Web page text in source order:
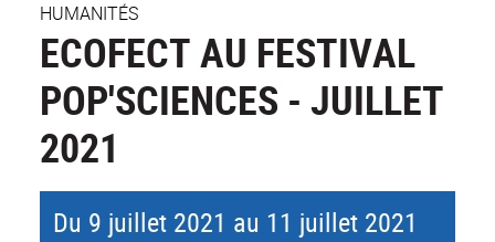
HUMANITÉS
ECOFECT AU FESTIVAL
POP'SCIENCES - JUILLET
2021
Du 9 juillet 2021 au 11 juillet 2021